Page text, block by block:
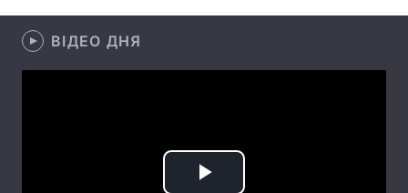
Відео з Youtube
Інтерв'ю Думки
ВІДЕО ДНЯ